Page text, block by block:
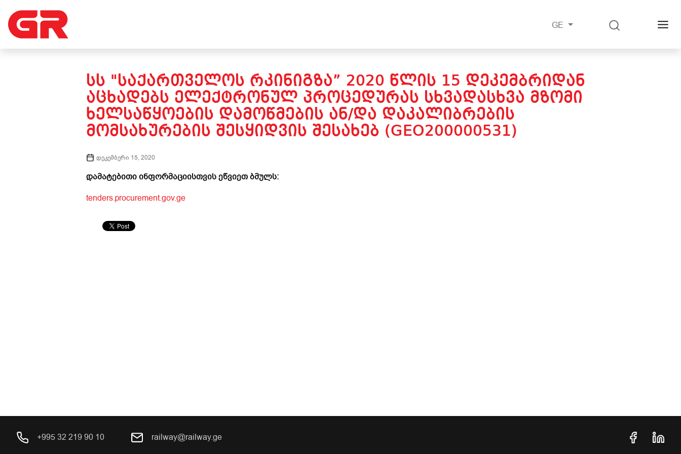
GE
ᲡᲡ "ᲡᲐᲥᲐᲠᲗᲕᲔᲚᲝᲡ ᲠᲙᲘᲜᲘᲒᲖᲐ” 2020 ᲬᲚᲘᲡ 15 ᲓᲔᲙᲔᲛᲑᲠᲘᲓᲐᲜ
ᲐᲪᲮᲐᲓᲔᲑᲡ ᲔᲚᲔᲥᲢᲠᲝᲜᲣᲚ ᲞᲠᲝᲪᲔᲓᲣᲠᲐᲡ ᲡᲮᲕᲐᲓᲐᲡᲮᲕᲐ ᲛᲖᲝᲛᲘ
ᲮᲔᲚᲡᲐᲬᲧᲝᲔᲑᲘᲡ ᲓᲐᲛᲝᲬᲛᲔᲑᲘᲡ ᲐᲜ/ᲓᲐ ᲓᲐᲙᲐᲚᲘᲑᲠᲔᲑᲘᲡ
ᲛᲝᲛᲡᲐᲮᲣᲠᲔᲑᲘᲡ ᲨᲔᲡᲧᲘᲓᲕᲘᲡ ᲨᲔᲡᲐᲮᲔᲑ (GEO200000531)
დეკემბერი 15, 2020
დამატებითი ინფორმაციისთვის ეწვიეთ ბმულს:
tenders.procurement.gov.ge
+995 32 219 90 10 railway@railway.ge